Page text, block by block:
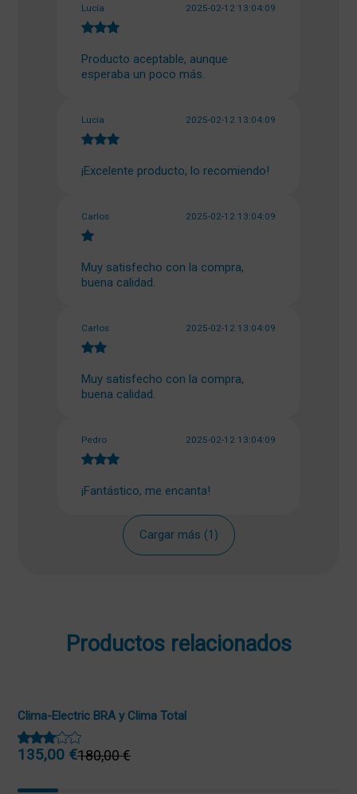
Lucía 2025-02-12 13:04:09
Producto aceptable, aunque
esperaba un poco más.
Lucía 2025-02-12 13:04:09
¡Excelente producto, lo recomiendo!
Carlos 2025-02-12 13:04:09
Muy satisfecho con la compra,
buena calidad.
Carlos 2025-02-12 13:04:09
Muy satisfecho con la compra,
buena calidad.
Pedro 2025-02-12 13:04:09
¡Fantástico, me encanta!
Cargar más (1)
Productos relacionados
Clima-Electric BRA y Clima Total
180,00€
precio
135,00 €
precio